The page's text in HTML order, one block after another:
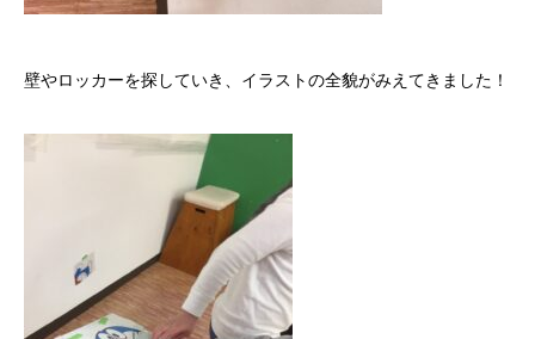
壁やロッカーを探していき、イラストの全貌がみえてきました！